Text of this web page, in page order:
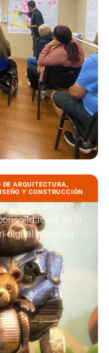
DE ARQUITECTURA,
Y CONSTRUCCIÓN
años del primer
de la
digital nacional